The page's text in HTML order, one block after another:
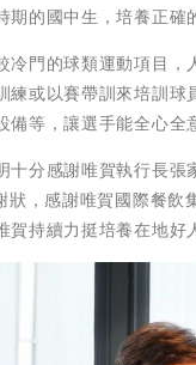
期的國中生，培養正確
冷門的球類運動項目
練或以賽帶訓來培訓
備等，讓選手能全心
十分感謝唯賀執行長
狀，感謝唯賀國際餐
賀持續力挺培養在地好